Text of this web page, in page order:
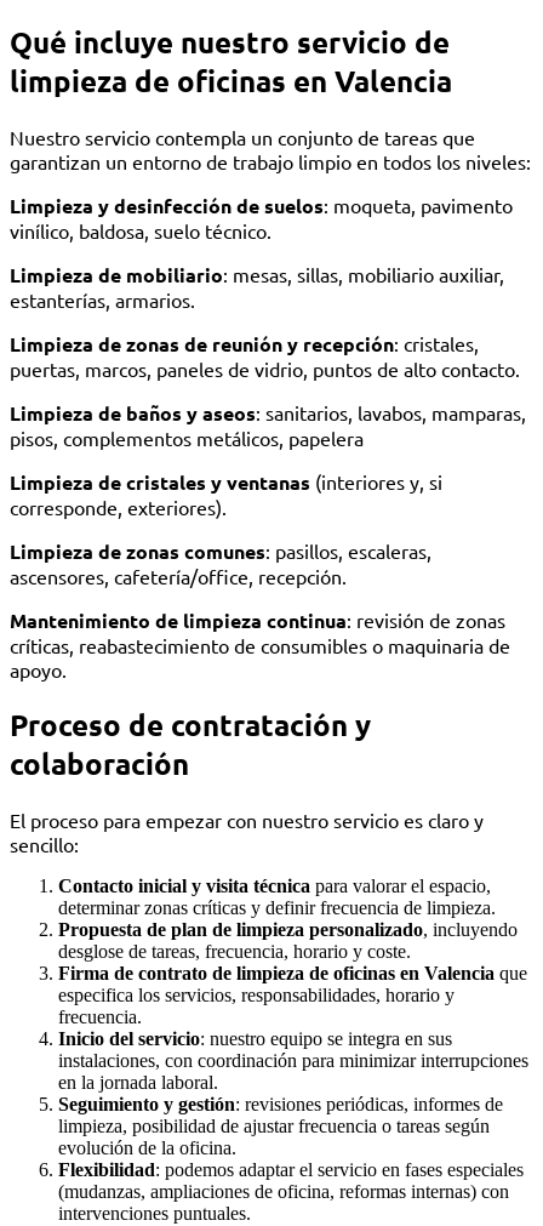
Qué incluye nuestro servicio de
limpieza de oficinas en Valencia
Nuestro servicio contempla un conjunto de tareas que
garantizan un entorno de trabajo limpio en todos los niveles:
Limpieza y desinfección de suelos: moqueta, pavimento
vinílico, baldosa, suelo técnico.
Limpieza de mobiliario: mesas, sillas, mobiliario auxiliar,
estanterías, armarios.
Limpieza de zonas de reunión y recepción: cristales,
puertas, marcos, paneles de vidrio, puntos de alto contacto.
Limpieza de baños y aseos: sanitarios, lavabos, mamparas,
pisos, complementos metálicos, papelera
Limpieza de cristales y ventanas (interiores y, si
corresponde, exteriores).
Limpieza de zonas comunes: pasillos, escaleras,
ascensores, cafetería/office, recepción.
Mantenimiento de limpieza continua: revisión de zonas
críticas, reabastecimiento de consumibles o maquinaria de
apoyo.
Proceso de contratación y
colaboración
El proceso para empezar con nuestro servicio es claro y
sencillo:
Contacto inicial y visita técnica para valorar el espacio,
determinar zonas críticas y definir frecuencia de limpieza.
Propuesta de plan de limpieza personalizado, incluyendo
desglose de tareas, frecuencia, horario y coste.
Firma de contrato de limpieza de oficinas en Valencia que
especifica los servicios, responsabilidades, horario y
frecuencia.
Inicio del servicio: nuestro equipo se integra en sus
instalaciones, con coordinación para minimizar interrupciones
en la jornada laboral.
Seguimiento y gestión: revisiones periódicas, informes de
limpieza, posibilidad de ajustar frecuencia o tareas según
evolución de la oficina.
Flexibilidad: podemos adaptar el servicio en fases especiales
(mudanzas, ampliaciones de oficina, reformas internas) con
intervenciones puntuales.